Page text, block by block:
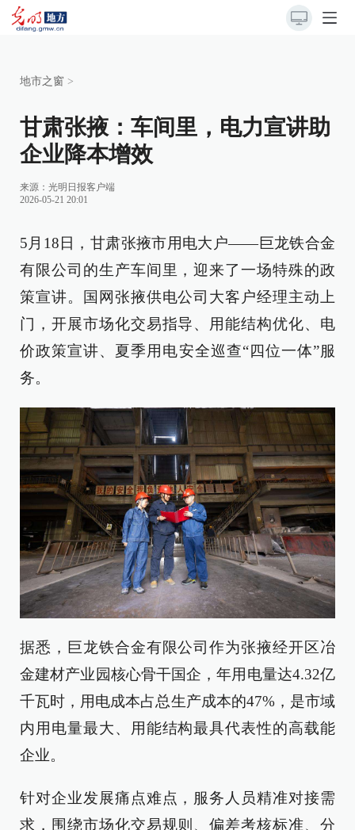
地市之窗 >
甘肃张掖：车间里，电力宣讲助
企业降本增效
来源： 光明日报客户端
2026-05-21 20:01
5月18日，甘肃张掖市用电大户——巨龙铁合金
有限公司的生产车间里，迎来了一场特殊的政
策宣讲。国网张掖供电公司大客户经理主动上
门，开展市场化交易指导、用能结构优化、电
价政策宣讲、夏季用电安全巡查“四位一体”服
务。
据悉，巨龙铁合金有限公司作为张掖经开区冶
金建材产业园核心骨干国企，年用电量达4.32亿
千瓦时，用电成本占总生产成本的47%，是市域
内用电量最大、用能结构最具代表性的高载能
企业。
针对企业发展痛点难点，服务人员精准对接需
求，围绕市场化交易规则、偏差考核标准、分